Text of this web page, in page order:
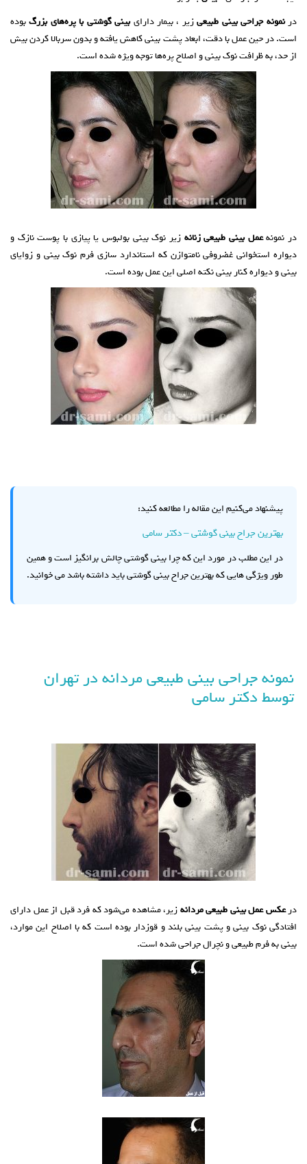
درنمونه جراحی بینی طبیعیزیر ، بیمار دارایبینی گوشتی با پره‌های بزرگبوده
است. در حین عمل با دقت، ابعاد پشت بینی کاهش یافته و بدون سربالا کردن بیش
از حد، به ظرافت نوک بینی و اصلاح پره‌ها توجه ویژه شده است.
در نمونهعمل بینی طبیعی زنانه زیر نوک بینی بولبوس یا پیازی با پوست نازک و
دیواره استخوانی غضروفی نامتوازن که استاندارد سازی فرم نوک بینی و زوایای
بینی و دیواره کنار بینی نکته اصلی این عمل بوده است.
پیشنهاد می‌کنیم این مقاله را مطالعه کنید:
بهترین جراح بینی گوشتی – دکتر سامی
در این مطلب در مورد این که چرا بینی گوشتی چالش برانگیز است و همین
طور ویژگی هایی که بهترین جراح بینی گوشتی باید داشته باشد می خوانید.
نمونه جراحی بینی طبیعی مردانه در تهران
توسط دکتر سامی
درعکس عمل بینی طبیعی مردانهزیر، مشاهده می‌شود که فرد قبل از عمل دارای
افتادگی نوک بینی و پشت بینی بلند و قوزدار بوده است که با اصلاح این موارد،
بینی به فرم طبیعی و نچرال جراحی شده است.